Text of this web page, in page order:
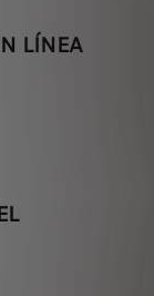
LÍNEA